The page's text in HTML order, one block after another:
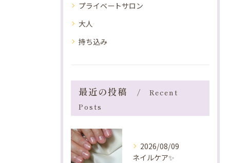
プライベートサロン
大人
持ち込み
最近の投稿
Recent
Posts
2026/08/09
ネイルケア✨️